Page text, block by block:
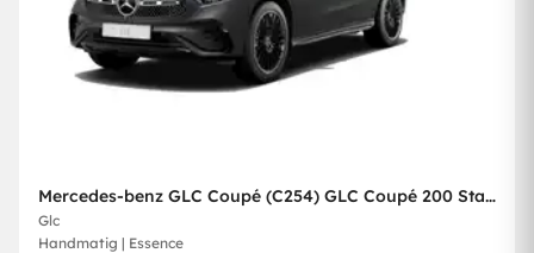
Mercedes-benz GLC Coupé (C254) GLC Coupé 200 Star Edition
Glc
Handmatig | Essence